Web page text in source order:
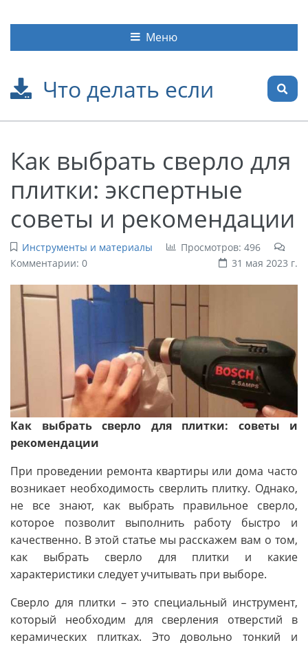
Что делать если
Меню
Как выбрать сверло для
плитки: экспертные
советы и рекомендации
Инструменты и материалы
Просмотров: 496
Комментарии: 0
31 мая 2023 г.
Как выбрать сверло для плитки: советы и
рекомендации
При проведении ремонта квартиры или дома часто
возникает необходимость сверлить плитку. Однако,
не все знают, как выбрать правильное сверло,
которое позволит выполнить работу быстро и
качественно. В этой статье мы расскажем вам о том,
как выбрать сверло для плитки и какие
характеристики следует учитывать при выборе.
Сверло для плитки – это специальный инструмент,
который необходим для сверления отверстий в
керамических плитках. Это довольно тонкий и